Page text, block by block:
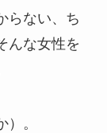
らない、ち
んな女性を
。